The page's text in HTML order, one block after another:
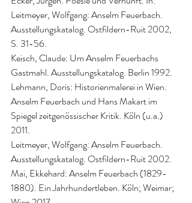
Leitmeyer, Wolfgang: Anselm Feuerbach.
Ausstellungskatalog. Ostfildern-Ruit 2002,
S. 31-56.
Keisch, Claude: Um Anselm Feuerbachs
Gastmahl. Ausstellungskatalog. Berlin 1992.
Lehmann, Doris: Historienmalerei in Wien.
Anselm Feuerbach und Hans Makart im
Spiegel zeitgenössischer Kritik. Köln (u.a.)
2011.
Leitmeyer, Wolfgang: Anselm Feuerbach.
Ausstellungskatalog. Ostfildern-Ruit 2002.
Mai, Ekkehard: Anselm Feuerbach (1829-
1880). Ein Jahrhundertleben. Köln; Weimar;